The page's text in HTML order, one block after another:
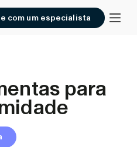
com um especialista
para